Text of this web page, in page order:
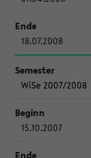
18.07.2008
WiSe 2007/2008
15.10.2007